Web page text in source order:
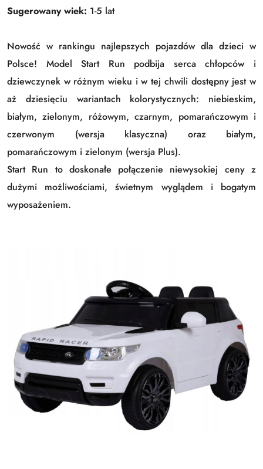
Sugerowany wiek: 1-5 lat
Nowość w rankingu najlepszych pojazdów dla dzieci w
Polsce! Model Start Run podbija serca chłopców i
dziewczynek w różnym wieku i w tej chwili dostępny jest w
aż dziesięciu wariantach kolorystycznych: niebieskim,
białym, zielonym, różowym, czarnym, pomarańczowym i
czerwonym (wersja klasyczna) oraz białym,
pomarańczowym i zielonym (wersja Plus).
Start Run to doskonałe połączenie niewysokiej ceny z
dużymi możliwościami, świetnym wyglądem i bogatym
wyposażeniem.